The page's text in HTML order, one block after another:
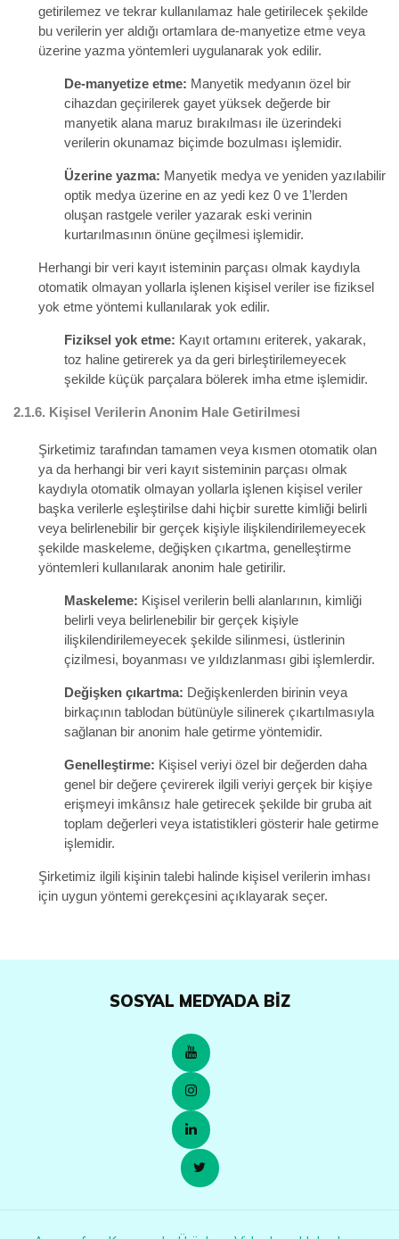
getirilemez ve tekrar kullanılamaz hale getirilecek şekilde
bu verilerin yer aldığı ortamlara de-manyetize etme veya
üzerine yazma yöntemleri uygulanarak yok edilir.
De-manyetize etme: Manyetik medyanın özel bir
cihazdan geçirilerek gayet yüksek değerde bir
manyetik alana maruz bırakılması ile üzerindeki
verilerin okunamaz biçimde bozulması işlemidir.
Üzerine yazma: Manyetik medya ve yeniden yazılabilir
optik medya üzerine en az yedi kez 0 ve 1’lerden
oluşan rastgele veriler yazarak eski verinin
kurtarılmasının önüne geçilmesi işlemidir.
Herhangi bir veri kayıt isteminin parçası olmak kaydıyla
otomatik olmayan yollarla işlenen kişisel veriler ise fiziksel
yok etme yöntemi kullanılarak yok edilir.
Fiziksel yok etme: Kayıt ortamını eriterek, yakarak,
toz haline getirerek ya da geri birleştirilemeyecek
şekilde küçük parçalara bölerek imha etme işlemidir.
2.1.6. Kişisel Verilerin Anonim Hale Getirilmesi
Şirketimiz tarafından tamamen veya kısmen otomatik olan
ya da herhangi bir veri kayıt sisteminin parçası olmak
kaydıyla otomatik olmayan yollarla işlenen kişisel veriler
başka verilerle eşleştirilse dahi hiçbir surette kimliği belirli
veya belirlenebilir bir gerçek kişiyle ilişkilendirilemeyecek
şekilde maskeleme, değişken çıkartma, genelleştirme
yöntemleri kullanılarak anonim hale getirilir.
Maskeleme: Kişisel verilerin belli alanlarının, kimliği
belirli veya belirlenebilir bir gerçek kişiyle
ilişkilendirilemeyecek şekilde silinmesi, üstlerinin
çizilmesi, boyanması ve yıldızlanması gibi işlemlerdir.
Değişken çıkartma: Değişkenlerden birinin veya
birkaçının tablodan bütünüyle silinerek çıkartılmasıyla
sağlanan bir anonim hale getirme yöntemidir.
Genelleştirme: Kişisel veriyi özel bir değerden daha
genel bir değere çevirerek ilgili veriyi gerçek bir kişiye
erişmeyi imkânsız hale getirecek şekilde bir gruba ait
toplam değerleri veya istatistikleri gösterir hale getirme
işlemidir.
Şirketimiz ilgili kişinin talebi halinde kişisel verilerin imhası
için uygun yöntemi gerekçesini açıklayarak seçer.
SOSYAL MEDYADA BIZ